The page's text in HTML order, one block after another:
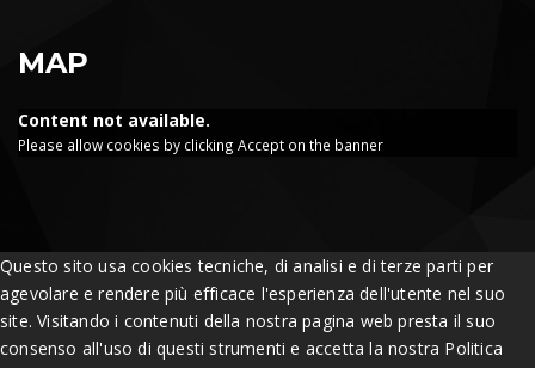
MAP
Content not available.
Please allow cookies by clicking Accept on the banner
Questo sito usa cookies tecniche, di analisi e di terze parti per
agevolare e rendere più efficace l'esperienza dell'utente nel suo
site. Visitando i contenuti della nostra pagina web presta il suo
consenso all'uso di questi strumenti e accetta la nostra Politica